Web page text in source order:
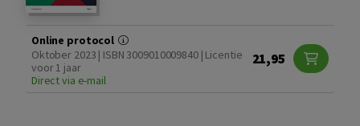
Online protocol
Oktober 2023 | ISBN 3009010009840 | Licentie
voor 1 jaar
Direct via e-mail
21,95